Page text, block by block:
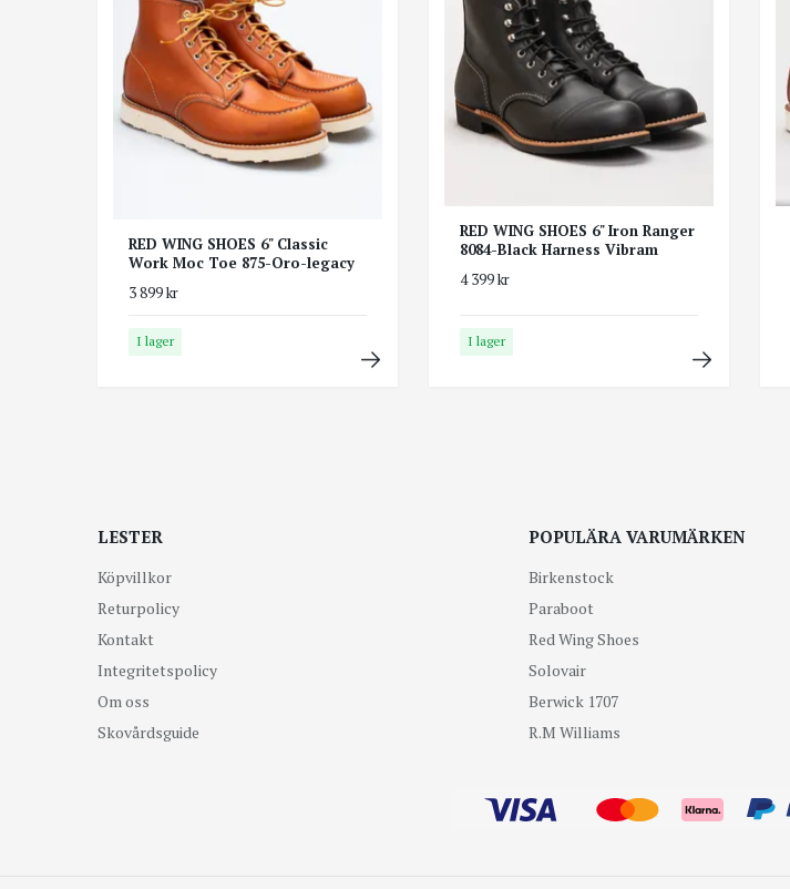
RED WING SHOES 6" Classic
Work Moc Toe 875-Oro-legacy
3 899 kr
I lager
RED WING SHOES 6" Iron Ranger
8084-Black Harness Vibram
4 399 kr
I lager
LESTER
Köpvillkor
Returpolicy
Kontakt
Integritetspolicy
Om oss
Skovårdsguide
POPULÄRA VARUMÄRKEN
Birkenstock
Paraboot
Red Wing Shoes
Solovair
Berwick 1707
R.M Williams